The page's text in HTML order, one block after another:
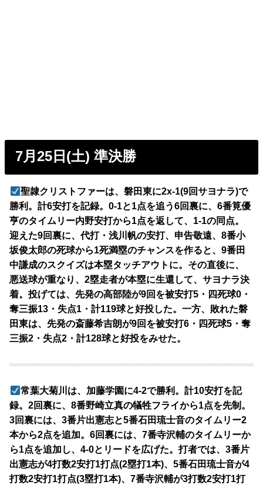
7月25日(土) 準決勝
聖隷クリストファーは、磐田東に2x-1(9回サヨナラ)で
勝利。計6安打を記録。0-1と1点を追う6回裏に、6番筧優
亨のタイムリー内野安打から1点を返して、1-1の同点。
迎えた9回裏に、代打・浅川帆の安打、申告敬遠、8番小
坂俊太郎の死球から1死満塁のチャンスを作ると、9番田
中謙成のスクイズは本塁タッチアウトに。その直後に、
悪送球が重なり、2塁走者が本塁に生還して、サヨナラ決
着。投げては、先発の高部陸が9回を被安打5・四死球0・
奪三振13・失点1・計119球と好投した。一方、敗れた磐
田東は、先発の斎藤希吉朗が9回を被安打6・四死球5・奪
三振2・失点2・計128球と好投をみせた。
常葉大菊川は、加藤学園に4-2で勝利。計10安打を記
録。2回裏に、8番野崎立真の犠牲フライから1点を先制。
3回裏には、3番片出憲志と5番石田琉士音のタイムリー2
本から2点を追加。6回裏には、7番寺沢輔のタイムリーか
ら1点を追加し、4-0とリードを広げた。打者では、3番片
出憲志が4打数2安打1打点(2塁打1本)、5番石田琉士音が4
打数2安打1打点(3塁打1本)、7番寺沢輔が3打数2安打1打